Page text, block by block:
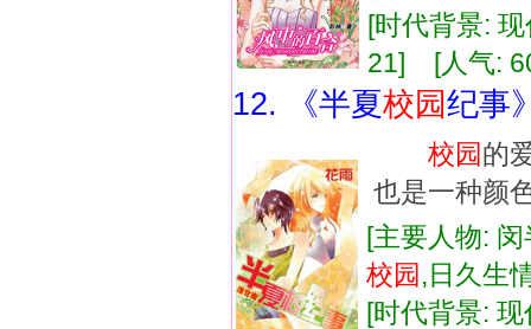
[时代背景:
21] [人气:
12. 《半夏校园纪事
校园的
也是一种
[主要人物:
校园,日久
[时代背景: